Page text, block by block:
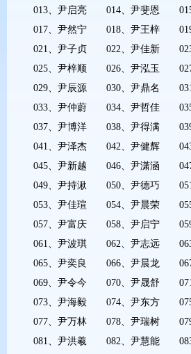
013、尹启亮 014、尹斐恩 015
017、尹然宁 018、尹王梓 019
021、尹子贞 022、尹佳新 023
025、尹梓顺 026、尹泓玉 027
029、尹辰源 030、尹鼎名 031
033、尹仲蔚 034、尹哲佳 035
037、尹博洋 038、尹得满 039
041、尹泽杰 042、尹健辉 043
045、尹新越 046、尹潇涵 047
049、尹持湫 050、尹德巧 051
053、尹佳瑄 054、尹晨荣 055
057、尹富庆 058、尹启宁 059
061、尹波琪 062、尹志远 063
065、尹奕良 066、尹晨龙 067
069、尹令今 070、尹晟舒 071
073、尹海毅 074、尹东方 075
077、尹万林 078、尹瑞树 079
081、尹洪羲 082、尹慧能 083